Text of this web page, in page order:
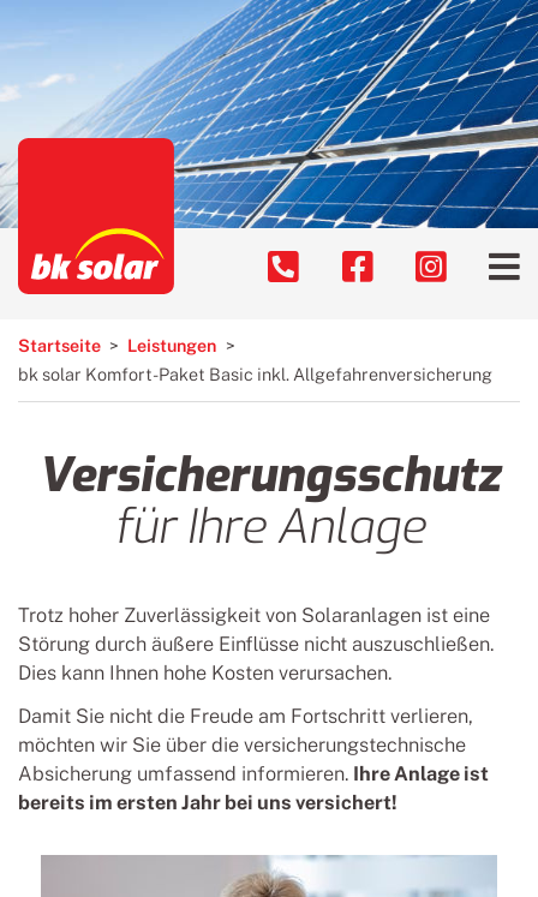
Startseite
Leistungen
bk solar Komfort-Paket Basic inkl. Allgefahrenversicherung
Versicherungs­schutz
für Ihre Anlage
Trotz hoher Zuverlässigkeit von Solar­anlagen ist eine
Störung durch äußere Ein­flüsse nicht aus­zu­schlie­ßen.
Dies kann Ihnen hohe Kosten ver­ursa­chen.
Damit Sie nicht die Freude am Fort­schritt ver­lieren,
möchten wir Sie über die ver­siche­rungs­tech­nische
Absiche­rung umfas­send infor­mie­ren. Ihre Anlage ist
bereits im ersten Jahr bei uns ver­sichert!
Navigation
überspringen
Unternehmen
Referenzen
Ansprechstellen
Karriere
Leistungen
Photovoltaikanlage
Batteriespeicher und E-
Technischer
Kundendienst
3D Dachvermessung
Umstellung Ü20 Anlage
Fernüberwachung
bk solar Komfort-Paket
Basic inkl.
Allgefahrenversicherung